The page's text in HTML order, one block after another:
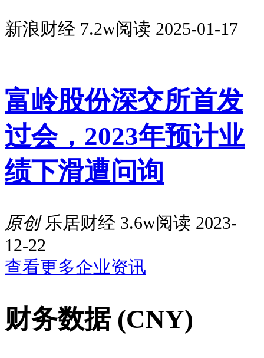
新浪财经 7.2w阅读 2025-01-17
富岭股份深交所首发
过会，2023年预计业
绩下滑遭问询
原创 乐居财经 3.6w阅读 2023-
12-22
查看更多企业资讯
财务数据 (CNY)